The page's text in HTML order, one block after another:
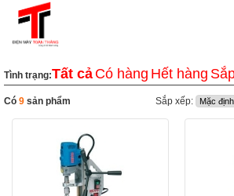
Tình trạng:Tất cả Có hàng Hết hàng
Có 9 sản phẩm Sắp xếp: